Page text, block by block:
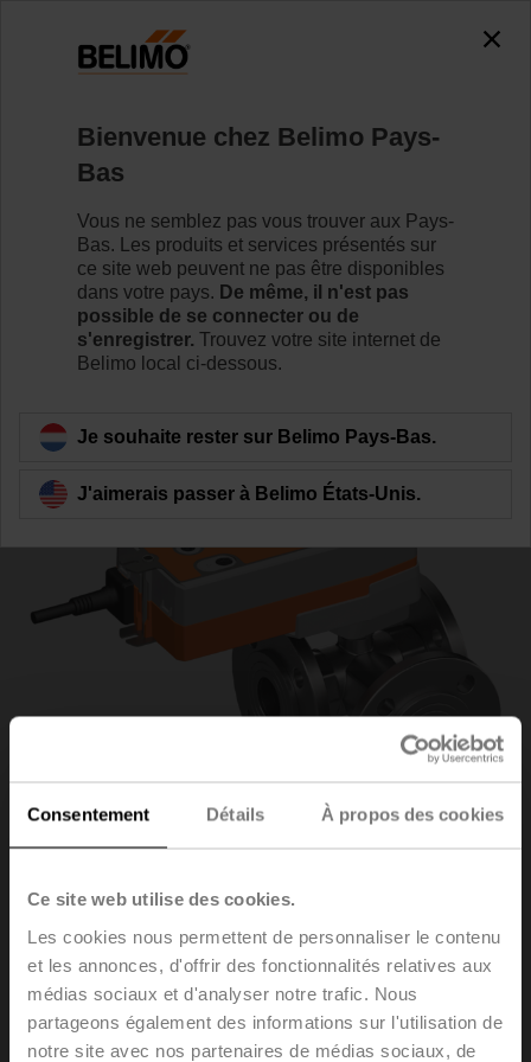
Consentement Détails À propos des cookies
Ce site web utilise des cookies.
Les cookies nous permettent de personnaliser le contenu
et les annonces, d'offrir des fonctionnalités relatives aux
médias sociaux et d'analyser notre trafic. Nous
partageons également des informations sur l'utilisation de
notre site avec nos partenaires de médias sociaux, de
R7040R-B3/SRFA
Pour en savoir plus
Retour a la catégorie de produits
R7040R-B3/SRFA
Vanne à boisseau sphérique change-over, 3 voies,
DN 40, Brides, PN 6, ps 600 kPa, Kvs 31 m³/h,
Température du fluide -10...100°C [14...212°F]
Bienvenue chez Belimo Pays-
Bas
Vous ne semblez pas vous trouver aux Pays-
Bas. Les produits et services présentés sur
ce site web peuvent ne pas être disponibles
dans votre pays. De même, il n'est pas
possible de se connecter ou de
s'enregistrer. Trouvez votre site internet de
Belimo local ci-dessous.
Je souhaite rester sur Belimo Pays-Bas.
J'aimerais passer à Belimo États-Unis.